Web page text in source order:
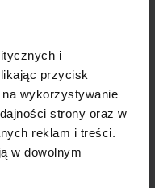
i
przycisk
wykorzystywanie
strony oraz w
reklam i treści.
w dowolnym
W licznych
można
oraz poczuć
wypoczynkowym
piękne
i